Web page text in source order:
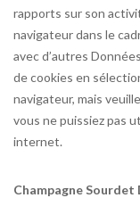
rapports sur son
navigateur dans le
avec d’autres
de cookies en
navigateur, mais
vous ne puissiez pas
internet.
Champagne Sourdet